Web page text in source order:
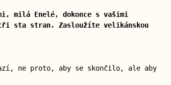
milá Enelé, dokonce s vašimi
sta stran. Zasloužíte velikánskou
ne proto, aby se skončilo, ale aby